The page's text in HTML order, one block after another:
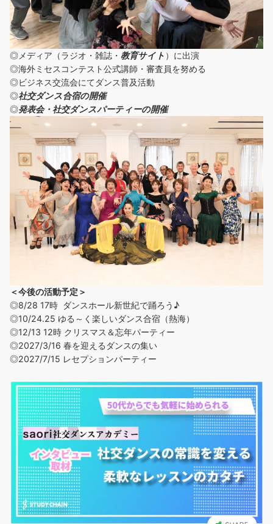
◎メディア（ラジオ・雑誌・ 教育サイト ）に出演
◎海外ミセスコンテスト公式講師・審査員を努める
◎ビジネス交流会にてダンス普及活動
◎社交ダンス合宿の開催
◎発表会・社交ダンスパーティーの開催
＜今後の活動予定＞
◎8/28 17時 ダンスホール新世紀で踊ろう♪
◎10/24.25 ゆる～く楽しいダンス合宿（熱海）
◎12/13 12時 クリスマス＆忘年パーティー
◎2027/3/16 春を迎えるダンスの集い
◎2027/7/15 レセプションパーティー